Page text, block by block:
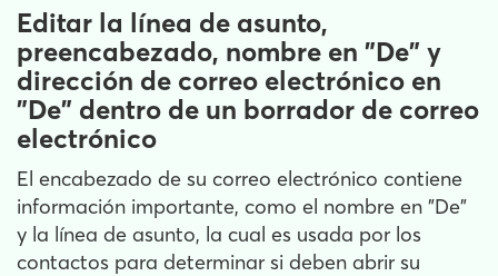
Editar la línea de asunto,
preencabezado, nombre en "De" y
dirección de correo electrónico en
"De" dentro de un borrador de correo
electrónico
El encabezado de su correo electrónico contiene
información importante, como el nombre en "De"
y la línea de asunto, la cual es usada por los
contactos para determinar si deben abrir su